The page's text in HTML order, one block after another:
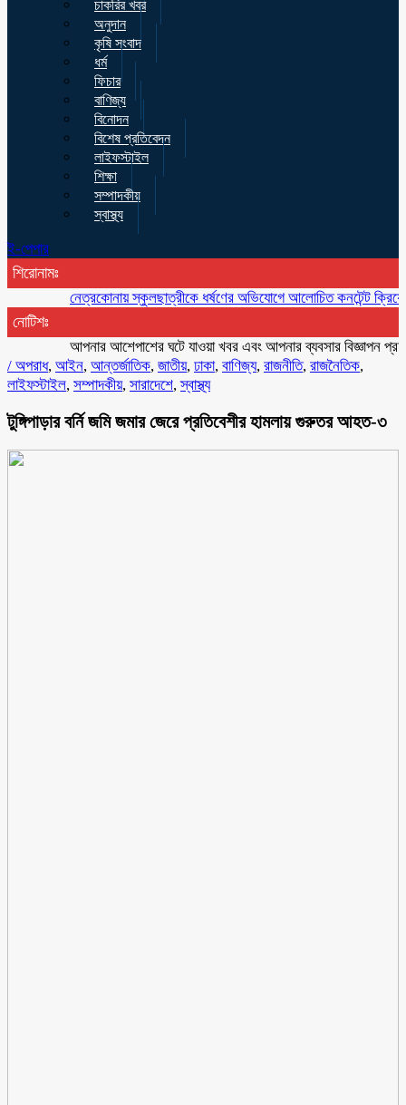
চাকরির খবর
অনুদান
কৃষি সংবাদ
ধর্ম
ফিচার
বাণিজ্য
বিনোদন
বিশেষ প্রতিবেদন
লাইফস্টাইল
শিক্ষা
সম্পাদকীয়
স্বাস্থ্য
ই-পেপার
শিরোনামঃ
নেত্রকোনায় স্কুলছাত্রীকে ধর্ষণের অভিযোগে আলোচিত কনটেন্ট ক্রিয়েটর
নোটিশঃ
আপনার আশেপাশের ঘটে যাওয়া খবর এবং আপনার ব্যবসার বিজ্ঞাপন প্রচারের
/ অপরাধ, আইন, আন্তর্জাতিক, জাতীয়, ঢাকা, বাণিজ্য, রাজনীতি, রাজনৈতিক,
লাইফস্টাইল, সম্পাদকীয়, সারাদেশে,স্বাস্থ্য
টুঙ্গিপাড়ার বর্নি জমি জমার জেরে প্রতিবেশীর হামলায় গুরুতর আহত-৩